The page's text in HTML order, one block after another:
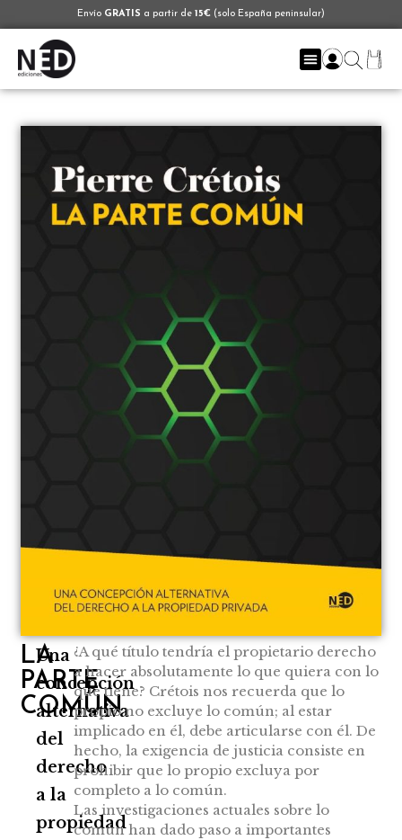
Envío GRATIS a partir de 15€ (solo España peninsular)
LA
PARTE
COMÚN
Una
concepción
alternativa
del
derecho
a la
propiedad
¿A qué título tendría el propietario derecho
a hacer absolutamente lo que quiera con lo
que tiene? Crétois nos recuerda que lo
propio no excluye lo común; al estar
implicado en él, debe articularse con él. De
hecho, la exigencia de justicia consiste en
prohibir que lo propio excluya por
completo a lo común.
Las investigaciones actuales sobre lo
común han dado paso a importantes